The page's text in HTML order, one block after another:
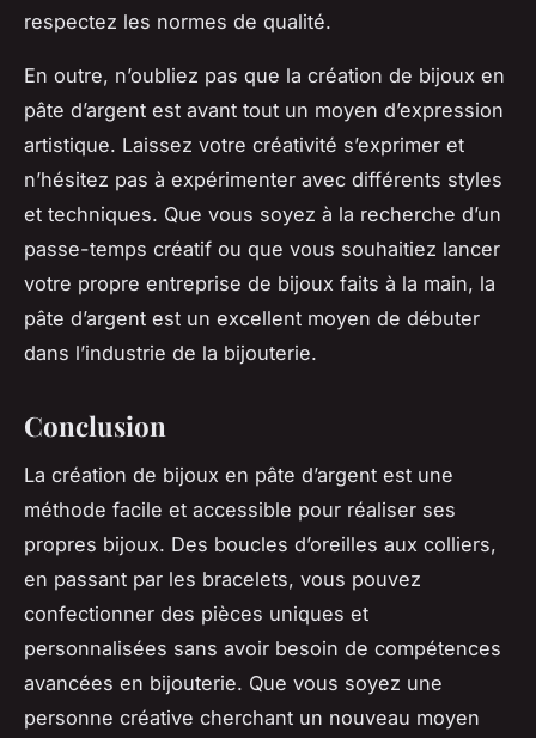
respectez les normes de qualité.
En outre, n’oubliez pas que la création de bijoux en
pâte d’argent est avant tout un moyen d’expression
artistique. Laissez votre créativité s’exprimer et
n’hésitez pas à expérimenter avec différents styles
et techniques. Que vous soyez à la recherche d’un
passe-temps créatif ou que vous souhaitiez lancer
votre propre entreprise de bijoux faits à la main, la
pâte d’argent est un excellent moyen de débuter
dans l’industrie de la bijouterie.
Conclusion
La création de bijoux en pâte d’argent est une
méthode facile et accessible pour réaliser ses
propres bijoux. Des boucles d’oreilles aux colliers,
en passant par les bracelets, vous pouvez
confectionner des pièces uniques et
personnalisées sans avoir besoin de compétences
avancées en bijouterie. Que vous soyez une
personne créative cherchant un nouveau moyen